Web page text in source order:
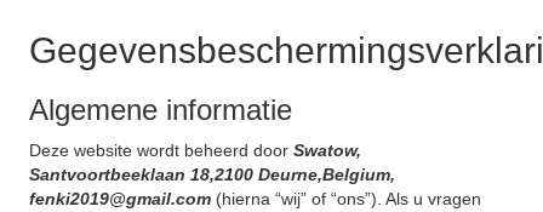
Algemene informatie
Deze website wordt beheerd door Swatow,
Santvoortbeeklaan 18,2100 Deurne,Belgium,
fenki2019@gmail.com (hierna “wij” of “ons”). Als u vragen